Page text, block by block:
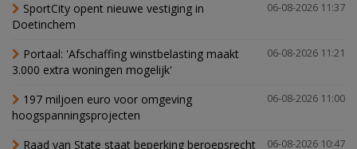
06-08-2026 11:37
SportCity opent nieuwe vestiging in
Doetinchem
06-08-2026 11:21
Portaal: 'Afschaffing winstbelasting maakt
3.000 extra woningen mogelijk'
06-08-2026 11:00
197 miljoen euro voor omgeving
hoogspanningsprojecten
06-08-2026 10:47
Raad van State staat beperking beroepsrecht